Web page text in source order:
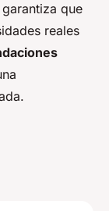
que
reales